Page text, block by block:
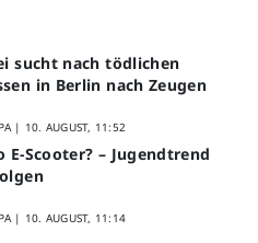
sucht nach tödlichen
in Berlin nach Zeugen
| 10. AUGUST, 11:52
E-Scooter? – Jugendtrend
| 10. AUGUST, 11:14